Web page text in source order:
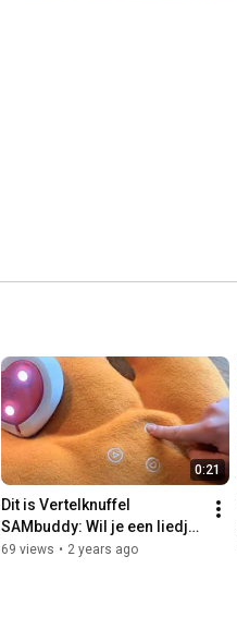
0:21
Dit is Vertelknuffel
SAMbuddy: Wil je een liedje
horen?
69 views • 2 years ago